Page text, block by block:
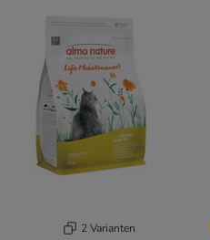
2 Varianten